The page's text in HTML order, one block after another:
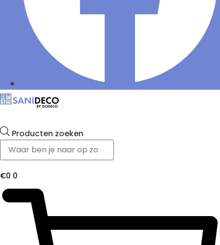
Producten zoeken
€0 0